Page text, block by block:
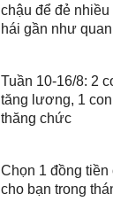
chậu để đẻ nhiều
hái gần như
Tuần 10-16/8: 2
tăng lương, 1
thăng chức
Chọn 1 đồng tiền
cho bạn trong